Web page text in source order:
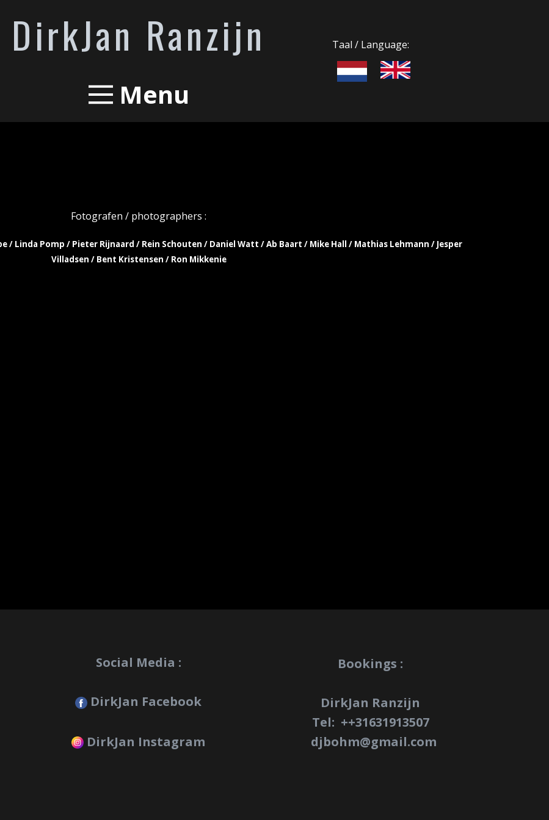
DirkJan Ranzijn Taal / Language:
Menu
Fotografen / photographers :
/ Linda Pomp / Pieter Rijnaard / Rein Schouten / Daniel Watt / Ab Baart / Mike Hall / Mathias Lehmann / Jesper
Villadsen / Bent Kristensen / Ron Mikkenie
Social Media :
DirkJan Facebook
DirkJan Instagram
Bookings :
DirkJan Ranzijn
Tel: ++31631913507
djbohm@gmail.com